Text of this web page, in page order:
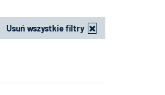
Usuń wszystkie filtry